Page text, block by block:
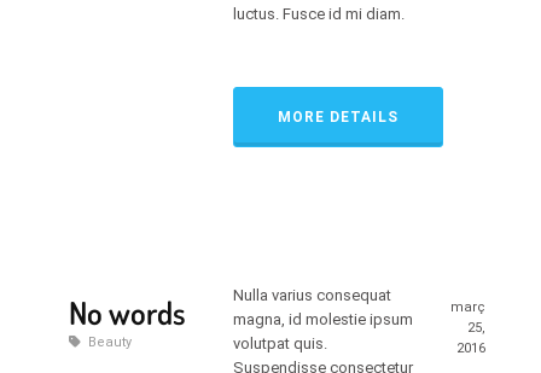
luctus. Fusce id mi diam.
MORE DETAILS
No words
Beauty
març
25,
2016
Nulla varius consequat
magna, id molestie ipsum
volutpat quis.
Suspendisse consectetur